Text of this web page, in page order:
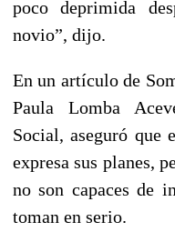
poco deprimida
novio”, dijo.
En un artículo de
Paula Lomba
Social, aseguró que
expresa sus planes,
no son capaces de
toman en serio.